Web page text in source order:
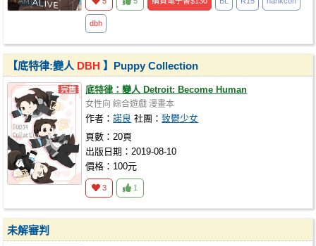
dbh
【底特律:變人 DBH 】Puppy Collection
底特律：變人 Detroit: Become Human
女性向 綜合遊戲 漫畫本
作者：諾良 社團：致鬱少女
頁數：20頁
出版日期：2019-08-10
價格：100元
3 1
未解審判